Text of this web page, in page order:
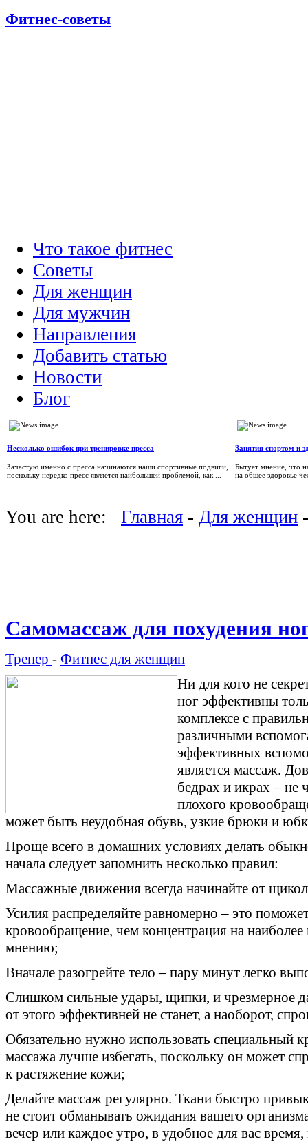
Фитнес-советы
Что такое фитнес
Советы
Для женщин
Для мужчин
Направления
Добавить статью
Новости
Блог
Несколько ошибок при тренировке пресса
Зачастую именно с пресса начинаются наши спортивные подвиги,
поскольку нередко пресс является наибольшей проблемой, как ...
Занятия спортом и
Бытует мнение, что
на общее здоровье
You are here: Главная - Для женщин
Самомассаж для похудения
Тренер - Фитнес для женщин
Ни для кого не
ног эффективны
комплексе с
различными
эффективных
является массаж.
бедрах и икрах – не
плохого
может быть неудобная обувь, узкие брюки и
Проще всего в домашних условиях делать
начала следует запомнить несколько правил:
Массажные движения всегда начинайте от
Усилия распределяйте равномерно – это
кровообращение, чем концентрация на
мнению;
Вначале разогрейте тело – пару минут легко
Слишком сильные удары, щипки, и чрезмерное
от этого эффективней не станет, а наоборот,
Обязательно нужно использовать специальный
массажа лучше избегать, поскольку он может
к растяжение кожи;
Делайте массаж регулярно. Ткани быстро
не стоит обманывать ожидания вашего
вечер или каждое утро, в удобное для вас